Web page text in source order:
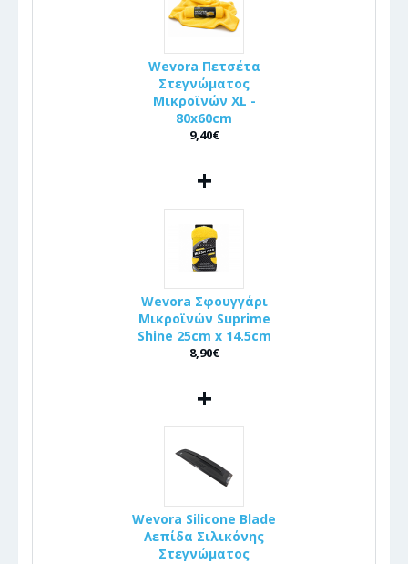
Wevora Πετσέτα
Στεγνώματος
Μικροϊνών XL -
80x60cm
9,40€
+
Wevora Σφουγγάρι
Μικροϊνών Suprime
Shine 25cm x 14.5cm
8,90€
+
Wevora Silicone Blade
Λεπίδα Σιλικόνης
Στεγνώματος